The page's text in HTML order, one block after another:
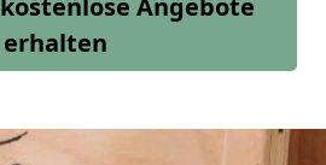
Angebote
erhalten